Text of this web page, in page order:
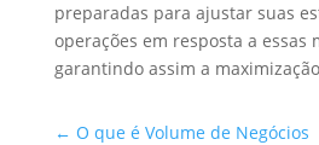
preparadas para ajustar suas
operações em resposta a essas
garantindo assim a
← O que é Volume de Negócios